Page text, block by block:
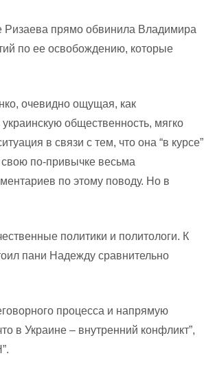
Ризаева прямо обвинила Владимира
по ее освобождению, которые
очевидно ощущая, как
общественность, мягко
в связи с тем, что она “в курсе”
по-привычке весьма
по этому поводу. Но в
политики и политологи. К
пани Надежду сравнительно
процесса и напрямую
в Украине – внутренний конфликт”,